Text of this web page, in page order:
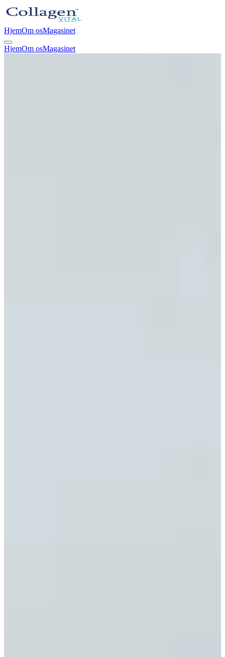
HjemOm osMagasinet
HjemOm osMagasinet